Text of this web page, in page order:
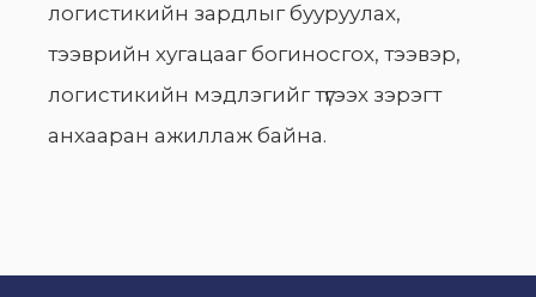
логистикийн зардлыг бууруулах,
тээврийн хугацааг богиносгох, тээвэр,
логистикийн мэдлэгийг түгээх зэрэгт
анхааран ажиллаж байна.